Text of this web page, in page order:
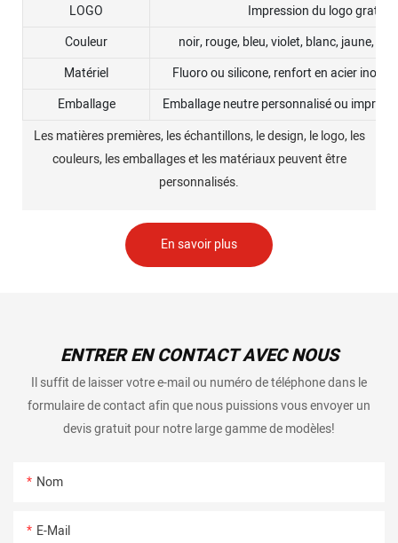
LOGO
Impression du logo gratuite
Couleur
noir, rouge, bleu, violet, blanc, jaune,
Matériel
Fluoro ou silicone, renfort en acier
Emballage
Emballage neutre personnalisé ou
Les matières premières, les échantillons, le design, le logo, les
couleurs, les emballages et les matériaux peuvent être
personnalisés.
En savoir plus
ENTRER EN CONTACT AVEC NOUS
Il suffit de laisser votre e-mail ou numéro de téléphone dans le
formulaire de contact afin que nous puissions vous envoyer un
devis gratuit pour notre large gamme de modèles!
Nom
E-Mail